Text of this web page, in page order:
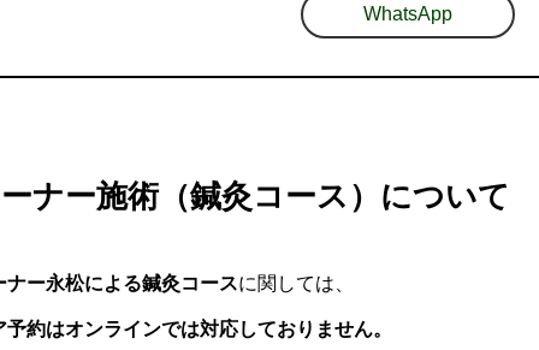
WhatsApp
ナー施術（鍼灸コース）について
ナー永松による鍼灸コースに関しては、
予約はオンラインでは対応しておりません。